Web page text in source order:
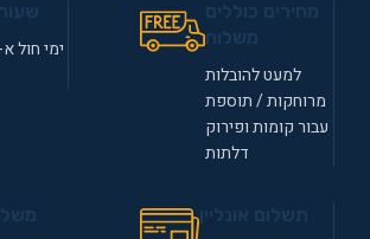
למעט להובלות
מרוחקות / תוספת
עבור קומות ופירוק
דלתות